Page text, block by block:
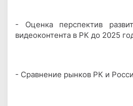
- Оценка перспектив
видеоконтента в РК до 2025
- Сравнение рынков РК и